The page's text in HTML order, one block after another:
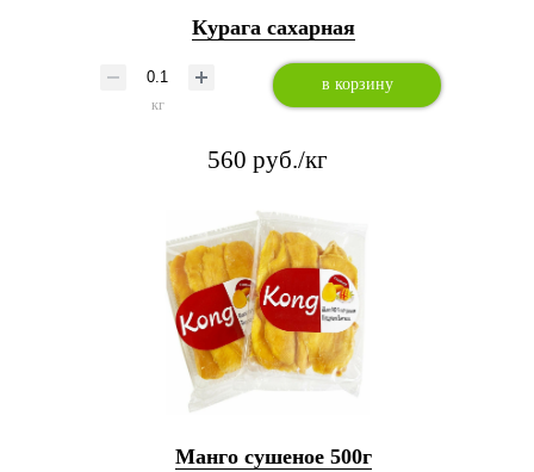
Курага сахарная
кг
в корзину
560 руб./кг
Манго сушеное 500г